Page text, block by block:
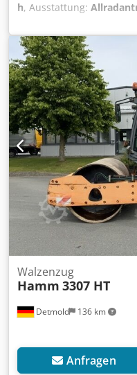
h, Ausstattung:
Crjdpfxsy T Uh Nj Ahijf
vorbehalten
Detmold 136 km
Walzenzug
Hamm 3307 HT
Anfragen